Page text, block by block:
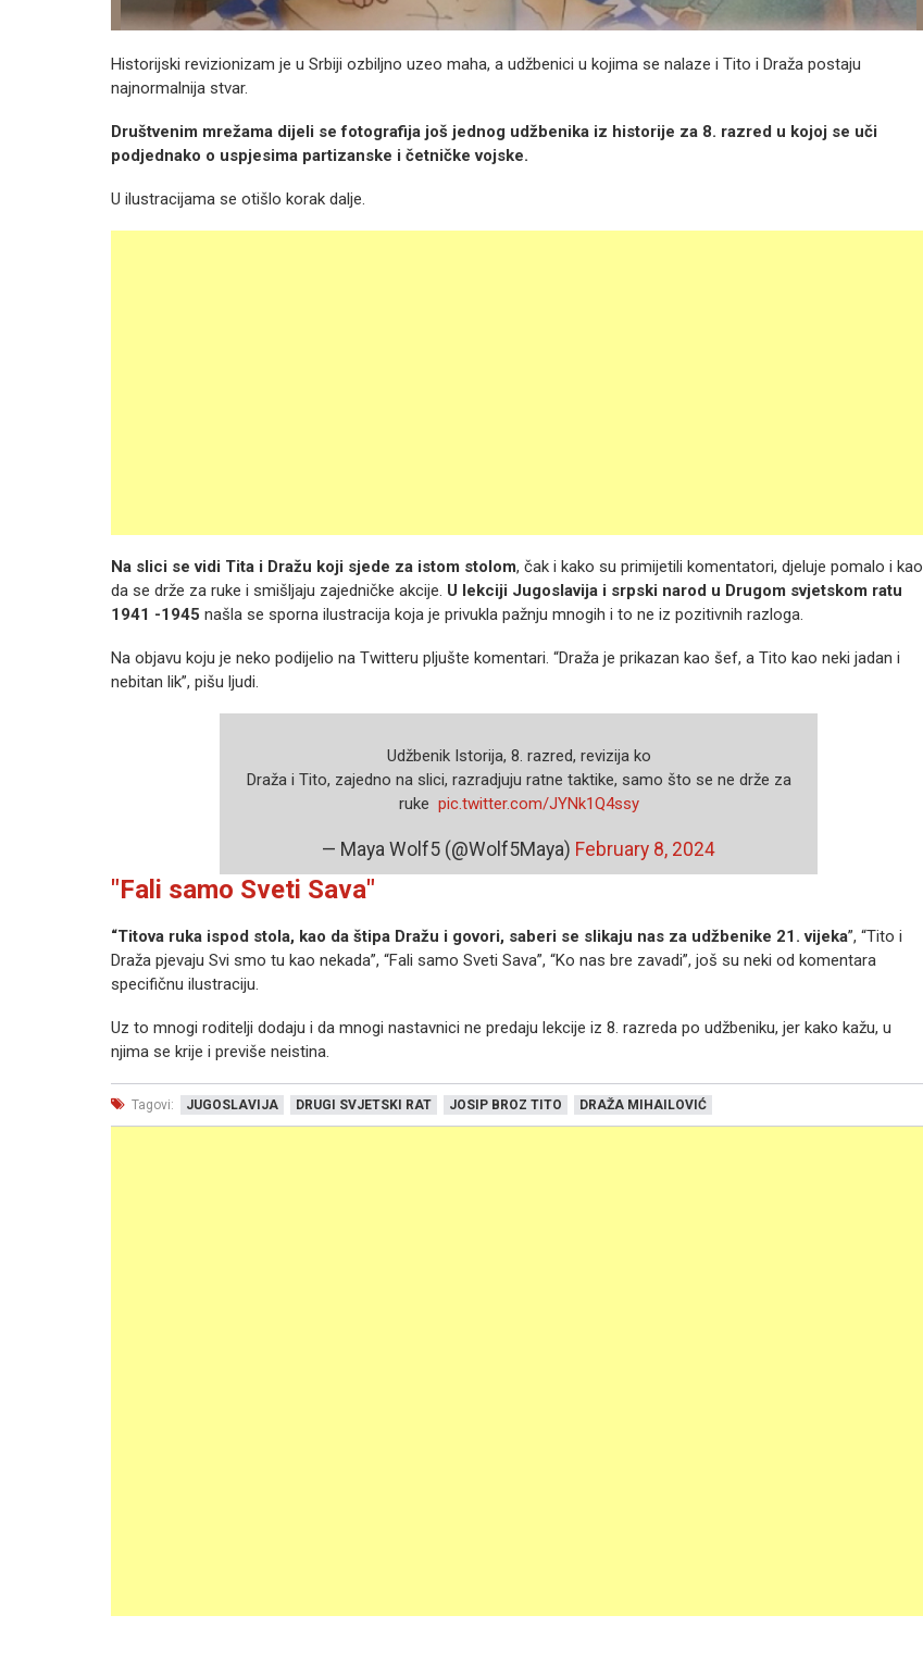
Historijski revizionizam je u Srbiji ozbiljno uzeo maha, a udžbenici u kojima se nalaze i Tito i Draža postaju
najnormalnija stvar.
Društvenim mrežama dijeli se fotografija još jednog udžbenika iz historije za 8. razred u kojoj se uči
podjednako o uspjesima partizanske i četničke vojske.
U ilustracijama se otišlo korak dalje.
Na slici se vidi Tita i Dražu koji sjede za istom stolom, čak i kako su primijetili komentatori, djeluje pomalo i kao
da se drže za ruke i smišljaju zajedničke akcije. U lekciji Jugoslavija i srpski narod u Drugom svjetskom ratu
1941 -1945 našla se sporna ilustracija koja je privukla pažnju mnogih i to ne iz pozitivnih razloga.
Na objavu koju je neko podijelio na Twitteru pljušte komentari. “Draža je prikazan kao šef, a Tito kao neki jadan i
nebitan lik”, pišu ljudi.
Udžbenik Istorija, 8. razred, revizija ko
Draža i Tito, zajedno na slici, razradjuju ratne taktike, samo što se ne drže za
ruke ‍️‍️‍️ pic.twitter.com/JYNk1Q4ssy
— Maya Wolf5 (@Wolf5Maya) February 8, 2024
"Fali samo Sveti Sava"
“Titova ruka ispod stola, kao da štipa Dražu i govori, saberi se slikaju nas za udžbenike 21. vijeka”, “Tito i
Draža pjevaju Svi smo tu kao nekada”, “Fali samo Sveti Sava”, “Ko nas bre zavadi”, još su neki od komentara
specifičnu ilustraciju.
Uz to mnogi roditelji dodaju i da mnogi nastavnici ne predaju lekcije iz 8. razreda po udžbeniku, jer kako kažu, u
njima se krije i previše neistina.
Tagovi: JUGOSLAVIJA DRUGI SVJETSKI RAT JOSIP BROZ TITO DRAŽA MIHAILOVIĆ